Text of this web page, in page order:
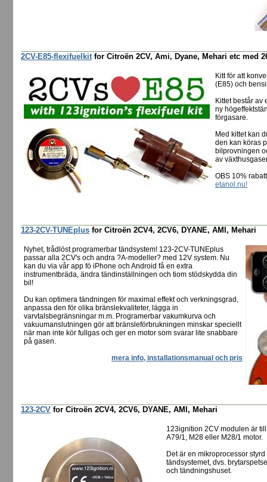
2CV-E85-flexifuelkitfor Citroën 2CV, Ami, Dyane, Mehari etc med
Kitt för att
(E85) och
Kittet består av
ny
förgasare.
Med kittet kan
den kan köras
bilprovningen
av
OBS 10%
etanol.nu!
123-2CV-TUNEplus for Citroën 2CV4, 2CV6, DYANE, AMI, Mehari
Nyhet, trådlöst programerbar tändsystem! 123-2CV-TUNEplus
passar alla 2CV's och andra ?A-modeller? med 12V system. Nu
kan du via vår app fö iPhone och Android få en extra
instrumentbräda, ändra tändinställningen och tiom stödskydda din
bil!
Du kan optimera tändningen för maximal effekt och verkningsgrad,
anpassa den för olika bränslekvaliteter, lägga in
varvtalsbegränsningar m.m. Programerbar vakumkurva och
vakuumanslutningen gör att bränsleförbrukningen minskar speciellt
när man inte kör fullgas och ger en motor som svarar lite snabbare
på gasen.
mera info, installationsmanual och pris
123-2CV for Citroën 2CV4, 2CV6, DYANE, AMI, Mehari
123ignition 2CV modulen är
A79/1, M28 eller M28/1 motor.
Det är en mikroprocessor
tändsystemet, dvs.
och tändningshuset.